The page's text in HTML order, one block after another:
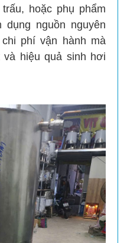
hoặc phụ phẩm
nguồn nguyên
phí vận hành mà
và hiệu quả sinh hơi